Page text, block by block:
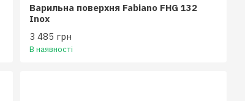
Варильна поверхня Fabiano FHG 132
Inox
3 485 грн
В наявності